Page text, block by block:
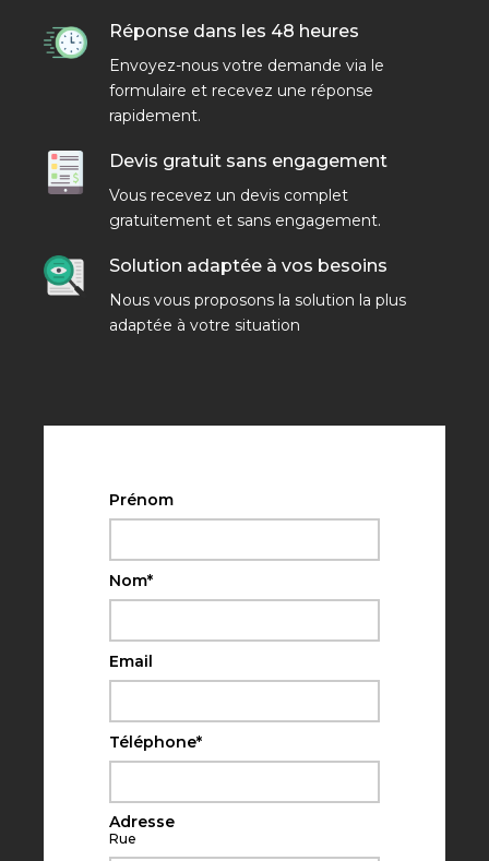
Réponse dans les 48 heures
Envoyez-nous votre demande via le
formulaire et recevez une réponse
rapidement.
Devis gratuit sans engagement
Vous recevez un devis complet
gratuitement et sans engagement.
Solution adaptée à vos besoins
Nous vous proposons la solution la plus
adaptée à votre situation
Prénom
Nom*
Email
Téléphone*
Adresse
Rue